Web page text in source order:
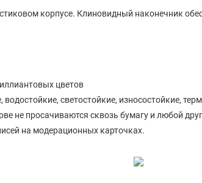
корпусе. Клиновидный наконечник
цветов
светостойкие, износостойкие,
не просачиваются сквозь бумагу и любой
на модерационных карточках.